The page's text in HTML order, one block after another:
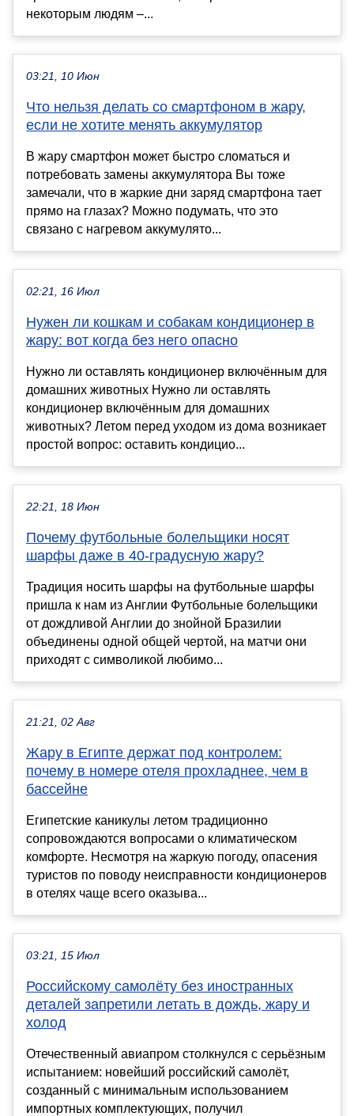
некоторым людям –...
03:21, 10 Июн
Что нельзя делать со смартфоном в жару,
если не хотите менять аккумулятор
В жару смартфон может быстро сломаться и
потребовать замены аккумулятора Вы тоже
замечали, что в жаркие дни заряд смартфона тает
прямо на глазах? Можно подумать, что это
связано с нагревом аккумулято...
02:21, 16 Июл
Нужен ли кошкам и собакам кондиционер в
жару: вот когда без него опасно
Нужно ли оставлять кондиционер включённым для
домашних животных Нужно ли оставлять
кондиционер включённым для домашних
животных? Летом перед уходом из дома возникает
простой вопрос: оставить кондицио...
22:21, 18 Июн
Почему футбольные болельщики носят
шарфы даже в 40-градусную жару?
Традиция носить шарфы на футбольные шарфы
пришла к нам из Англии Футбольные болельщики
от дождливой Англии до знойной Бразилии
объединены одной общей чертой, на матчи они
приходят с символикой любимо...
21:21, 02 Авг
Жару в Египте держат под контролем:
почему в номере отеля прохладнее, чем в
бассейне
Египетские каникулы летом традиционно
сопровождаются вопросами о климатическом
комфорте. Несмотря на жаркую погоду, опасения
туристов по поводу неисправности кондиционеров
в отелях чаще всего оказыва...
03:21, 15 Июл
Российскому самолёту без иностранных
деталей запретили летать в дождь, жару и
холод
Отечественный авиапром столкнулся с серьёзным
испытанием: новейший российский самолёт,
созданный с минимальным использованием
импортных комплектующих, получил